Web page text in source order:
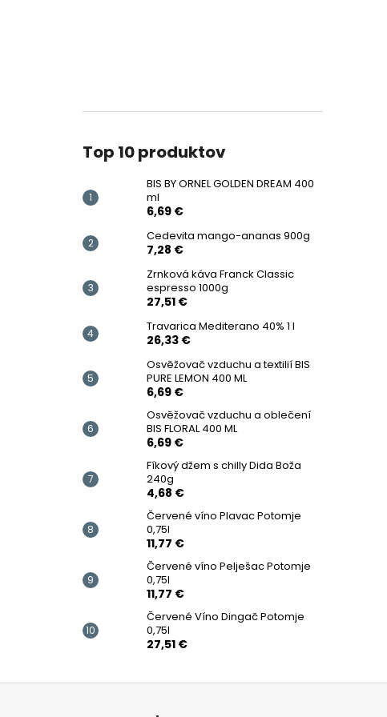
Top 10 produktov
BIS BY ORNEL GOLDEN DREAM 400
ml
6,69 €
Cedevita mango-ananas 900g
7,28 €
Zrnková káva Franck Classic
espresso 1000g
27,51 €
Travarica Mediterano 40% 1 l
26,33 €
Osvěžovač vzduchu a textilií BIS
PURE LEMON 400 ML
6,69 €
Osvěžovač vzduchu a oblečení
BIS FLORAL 400 ML
6,69 €
Fíkový džem s chilly Dida Boža
240g
4,68 €
Červené víno Plavac Potomje
0,75l
11,77 €
Červené víno Pelješac Potomje
0,75l
11,77 €
Červené Víno Dingač Potomje
0,75l
27,51 €
Z